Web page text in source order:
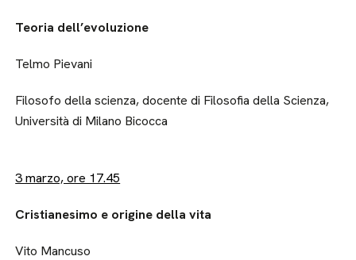
Teoria dell’evoluzione
Telmo Pievani
Filosofo della scienza, docente di Filosofia della Scienza,
Università di Milano Bicocca
3 marzo, ore 17.45
Cristianesimo e origine della vita
Vito Mancuso